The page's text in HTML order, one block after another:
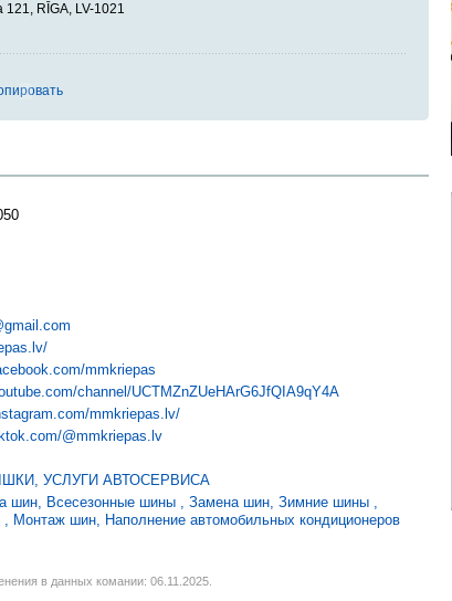
121, RĪGA, LV-1021
mmkriepas
channel/UCTMZnZUeHArG6JfQIA9qY4A
mmkriepas.lv/
@mmkriepas.lv
, УСЛУГИ АВТОСЕРВИСА
шин, Всесезонные шины , Замена шин, Зимние шины ,
, Монтаж шин, Наполнение автомобильных кондиционеров
в данных комании: 06.11.2025.